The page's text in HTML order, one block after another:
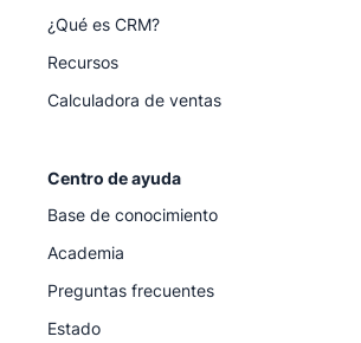
¿Qué es CRM?
Recursos
Calculadora de ventas
Centro de ayuda
Base de conocimiento
Academia
Preguntas frecuentes
Estado